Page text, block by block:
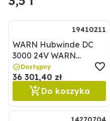
19410211
WARN Hubwinde DC
3000 24V WARN
19410211
Dostępny
36 301,40 zł
Do koszyka